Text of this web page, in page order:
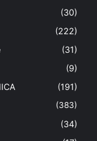
(30)
(222)
(31)
(9)
(191)
(383)
(34)